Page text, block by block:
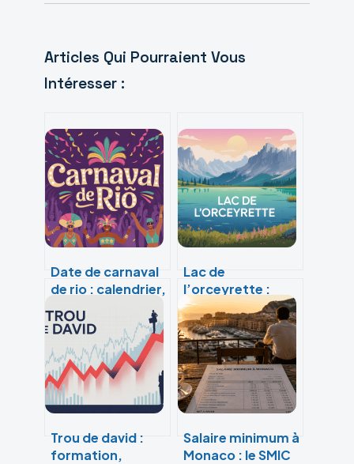
Articles Qui Pourraient Vous
Intéresser :
Date de carnaval
de rio : calendrier,
conseils 2025-
Lac de
l’orceyrette :
guide complet
pour une
escapade nature
inoubliable
Trou de david :
formation,
Salaire minimum à
Monaco : le SMIC